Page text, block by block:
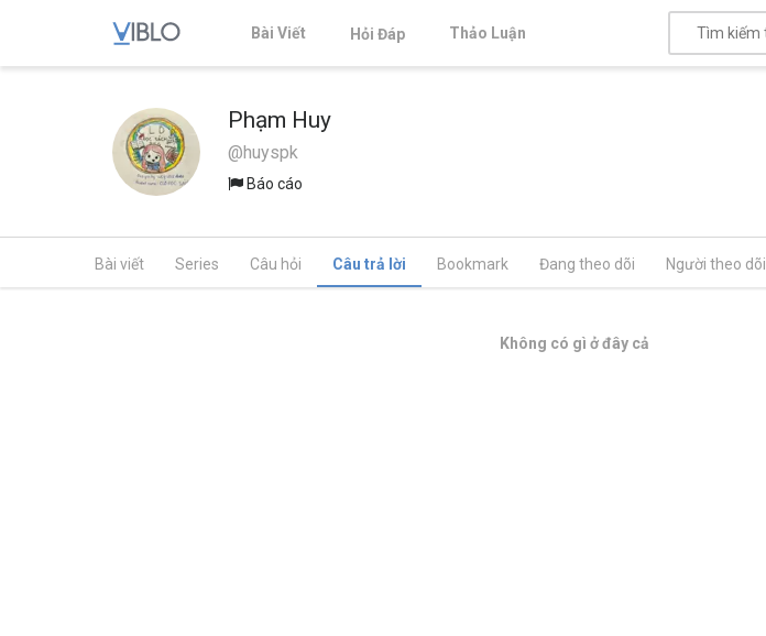
Bài Viết Hỏi Đáp Thảo Luận
Phạm Huy
@huyspk
Báo cáo
Bài viết Series Câu hỏi Câu trả lời Bookmark Đang theo dõi Người theo dõi
Không có gì ở đây cả